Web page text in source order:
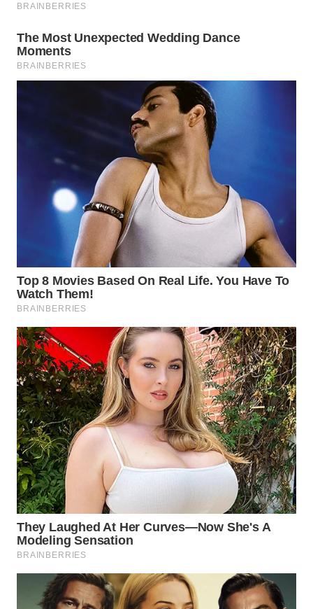
LANGKAT
TANJUNG
SIMALUNGUN
WN
LABUHANBATU
WN
TAPANULI
TENGAH
WN DELI
SERDANG
WN
TEBING
TINGGI
WN
WN